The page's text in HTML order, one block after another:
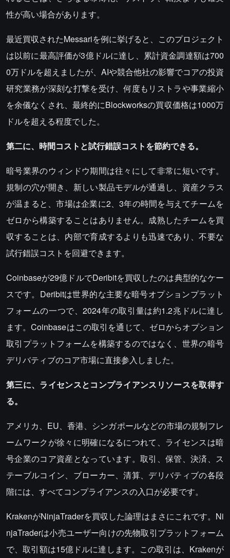
性が高い場合があります。
最近買収されたMessariを例に挙げると、このプロジェクト
は以前に最高評価が3億ドルに達し、累計資金調達額は700
0万ドルを超えましたが、AIや競合他社の影響でコアの投資
研究業務が深刻な打撃を受け、何度もリストラや事業縮小
を余儀なくされ、最終的にBlockworksの買収価格は1000万
ドルを超える程度でした。
第二に、時間コストと試行錯誤コストを節約できる。
暗号業界のウィンドウ期間は往々にして非常に短いです。
規制の穴が開き、新しい製品モデルが通過し、資産クラス
が温まると、市場は企業に2、3年の時間を与えてチームを
ゼロから構築することはありません。成熟したチームを買
収することは、内部で育成するよりも迅速であり、不要な
試行錯誤コストを回避できます。
Coinbaseが29億ドルでDeribitを買収したのは典型的なケー
スです。Deribitは世界的な主要な暗号オプションプラット
フォームの一つで、2024年の取引量は約1.2兆ドルに達し
ます。Coinbaseはこの取引を通じて、ゼロからオプション
取引プラットフォームを構築するのではなく、世界の暗号
デリバティブのコア市場に直接参入しました。
第三に、ライセンスとコンプライアンスリソースを取得す
る。
アメリカ、EU、香港、シンガポールなどの市場の規制フレ
ームワークが徐々に明確になるにつれて、ライセンスは暗
号企業のコア資産となっています。取引、保管、決済、ス
テーブルコイン、ブローカー、清算、デリバティブの各段
階には、すべてコンプライアンスの入口が必要です。
KrakenがNinjaTraderを買収した論理はまさにこれです。Ni
njaTraderは小売ユーザー向けの先物取引プラットフォーム
で、取引額は15億ドルに達します。この取引は、Krakenが